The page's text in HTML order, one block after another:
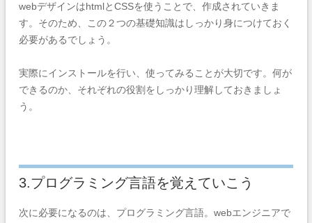
webデザインはhtmlとCSSを使うことで、作成されていきま
す。そのため、この２つの基礎知識はしっかり身につけておく
必要があるでしょう。
実際にインストールを行い、使ってみることが大切です。何が
できるのか、それぞれの役割をしっかり理解しておきましょ
う。
3.プログラミング言語を覚えていこう
次に必要になるのは、プログラミング言語。webエンジニアで